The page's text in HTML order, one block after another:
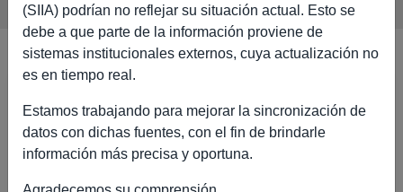
(SIIA) podrían no reflejar su situación actual. Esto se
debe a que parte de la información proviene de
sistemas institucionales externos, cuya actualización no
es en tiempo real.
Estamos trabajando para mejorar la sincronización de
datos con dichas fuentes, con el fin de brindarle
información más precisa y oportuna.